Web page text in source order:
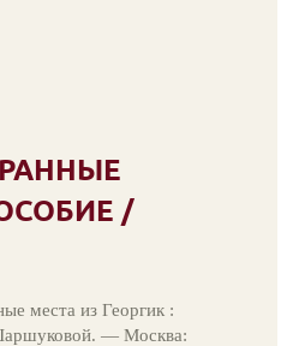
/
места из Георгик :
— Москва: